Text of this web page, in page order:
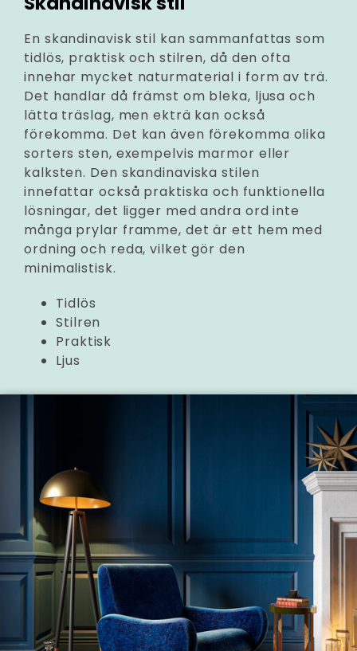
En skandinavisk stil kan sammanfattas som
tidlös, praktisk och stilren, då den ofta
innehar mycket naturmaterial i form av trä.
Det handlar då främst om bleka, ljusa och
lätta träslag, men ekträ kan också
förekomma. Det kan även förekomma olika
sorters sten, exempelvis marmor eller
kalksten. Den skandinaviska stilen
innefattar också praktiska och funktionella
lösningar, det ligger med andra ord inte
många prylar framme, det är ett hem med
ordning och reda, vilket gör den
minimalistisk.
Tidlös
Stilren
Praktisk
Ljus